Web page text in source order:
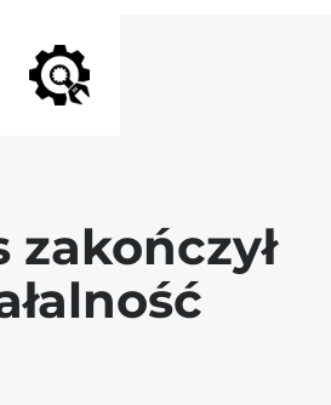
zakończył